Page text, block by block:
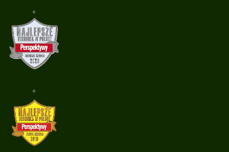
+
+